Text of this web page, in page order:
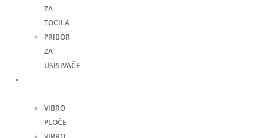
ZA
TOCILA
PRIBOR
ZA
USISIVAČE
VIBRO
PLOČE